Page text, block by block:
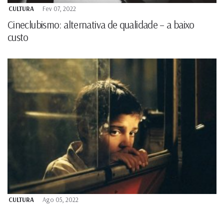
CULTURA Fev 07, 2022
Cineclubismo: alternativa de qualidade – a baixo
custo
CULTURA Ago 05, 2022